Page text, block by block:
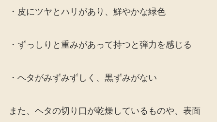
・皮にツヤとハリがあり、鮮やかな緑色
・ずっしりと重みがあって持つと弾力を感じる
・ヘタがみずみずしく、黒ずみがない
また、ヘタの切り口が乾燥しているものや、表面